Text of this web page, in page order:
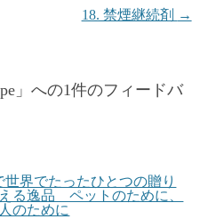
18. 禁煙継続剤 →
」への1件のフィードバ
世界でたったひとつの贈り
逸品 ペットのために、
のために